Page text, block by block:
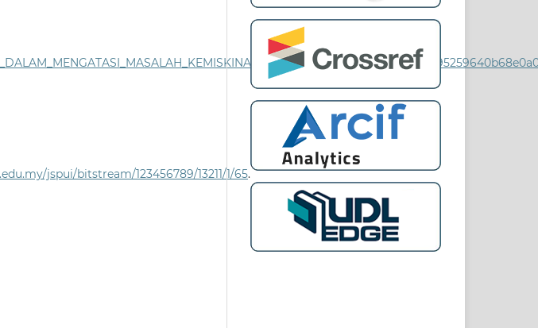
link/
jspui/bitstream/123456789/13211/1/65.